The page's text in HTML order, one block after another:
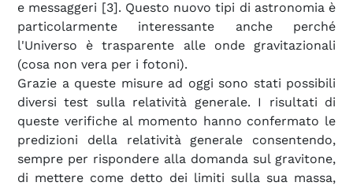
e messaggeri [3]. Questo nuovo tipi di astronomia è
particolarmente interessante anche perché
l'Universo è trasparente alle onde gravitazionali
(cosa non vera per i fotoni).
Grazie a queste misure ad oggi sono stati possibili
diversi test sulla relatività generale. I risultati di
queste verifiche al momento hanno confermato le
predizioni della relatività generale consentendo,
sempre per rispondere alla domanda sul gravitone,
di mettere come detto dei limiti sulla sua massa,